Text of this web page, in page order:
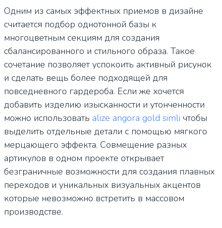
Одним из самых эффектных приемов в дизайне
считается подбор однотонной базы к
многоцветным секциям для создания
сбалансированного и стильного образа. Такое
сочетание позволяет успокоить активный рисунок
и сделать вещь более подходящей для
повседневного гардероба. Если же хочется
добавить изделию изысканности и утонченности
можно использовать alize angora gold simli чтобы
выделить отдельные детали с помощью мягкого
мерцающего эффекта. Совмещение разных
артикулов в одном проекте открывает
безграничные возможности для создания плавных
переходов и уникальных визуальных акцентов
которые невозможно встретить в массовом
производстве.